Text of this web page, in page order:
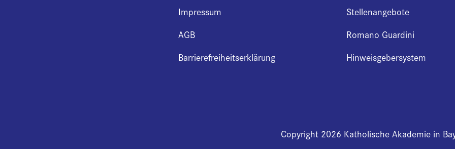
Impressum
AGB
Barrierefreiheitserklärung
Stellenangebote
Romano Guardini
Hinweisgebersystem
Copyright 2026 Katholische Akademie in